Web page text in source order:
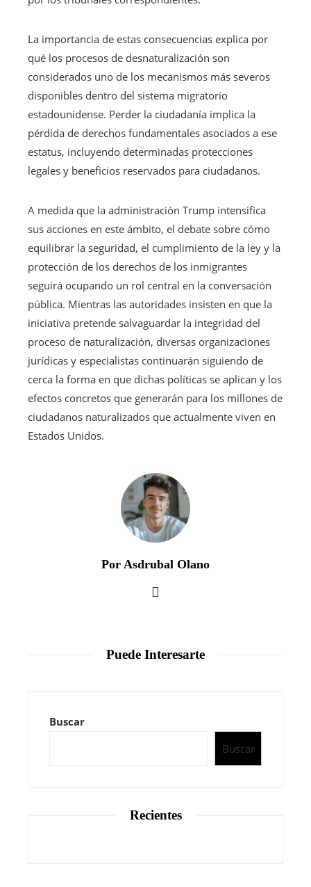
La importancia de estas consecuencias explica por
qué los procesos de desnaturalización son
considerados uno de los mecanismos más severos
disponibles dentro del sistema migratorio
estadounidense. Perder la ciudadanía implica la
pérdida de derechos fundamentales asociados a ese
estatus, incluyendo determinadas protecciones
legales y beneficios reservados para ciudadanos.
A medida que la administración Trump intensifica
sus acciones en este ámbito, el debate sobre cómo
equilibrar la seguridad, el cumplimiento de la ley y la
protección de los derechos de los inmigrantes
seguirá ocupando un rol central en la conversación
pública. Mientras las autoridades insisten en que la
iniciativa pretende salvaguardar la integridad del
proceso de naturalización, diversas organizaciones
jurídicas y especialistas continuarán siguiendo de
cerca la forma en que dichas políticas se aplican y los
efectos concretos que generarán para los millones de
ciudadanos naturalizados que actualmente viven en
Estados Unidos.
Por Asdrubal Olano
Puede Interesarte
Buscar
Buscar
Recientes